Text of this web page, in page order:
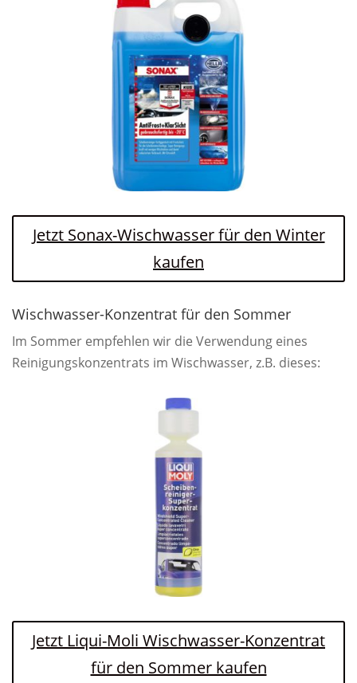
Jetzt Sonax-Wischwasser für den Winter
kaufen
Wischwasser-Konzentrat für den Sommer
Im Sommer empfehlen wir die Verwendung eines
Reinigungskonzentrats im Wischwasser, z.B. dieses:
Jetzt Liqui-Moli Wischwasser-Konzentrat
für den Sommer kaufen